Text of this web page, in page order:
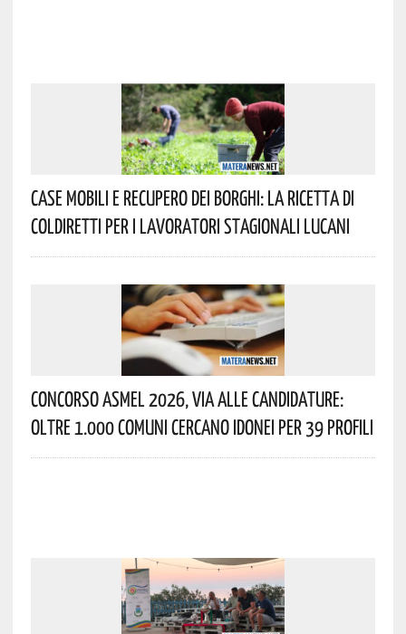
Case Mobili E Recupero Dei Borghi: La Ricetta Di
Coldiretti Per I Lavoratori Stagionali Lucani
Concorso Asmel 2026, Via Alle Candidature:
Oltre 1.000 Comuni Cercano Idonei Per 39 Profili